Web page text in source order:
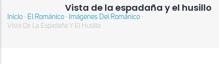
Vista de la espadaña y el husillo
Sobrescribir
Inicio - El Románico - Imágenes Del Románico -
Vista De La Espadaña Y El Husillo